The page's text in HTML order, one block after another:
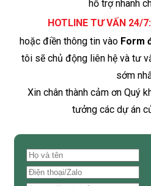
hỗ trợ nhanh
HOTLINE TƯ VẤN 24/7:
hoặc điền thông tin vào Form
tôi sẽ chủ động liên hệ và tư
sớm
Xin chân thành cảm ơn Quý
tưởng các dự án